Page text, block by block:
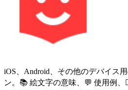
iOS、Android、その他のデバイス
ン。📚 絵文字の意味、💬 使用例、